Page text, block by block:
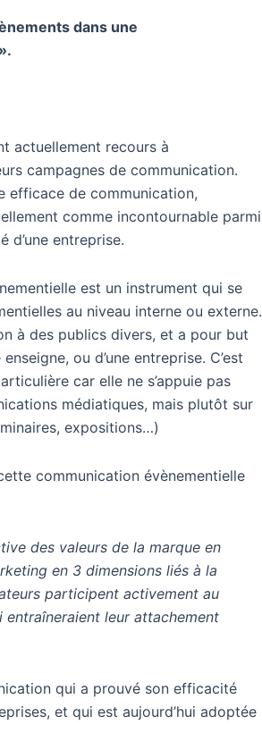
dans une
actuellement recours à
campagnes de communication.
efficace de communication,
comme incontournable parmi
d’une entreprise.
est un instrument qui se
au niveau interne ou externe.
à des publics divers, et a pour but
ou d’une entreprise. C’est
car elle ne s’appuie pas
médiatiques, mais plutôt sur
expositions…)
communication évènementielle
des valeurs de la marque en
en 3 dimensions liés à la
participent activement au
leur attachement
qui a prouvé son efficacité
et qui est aujourd’hui adoptée